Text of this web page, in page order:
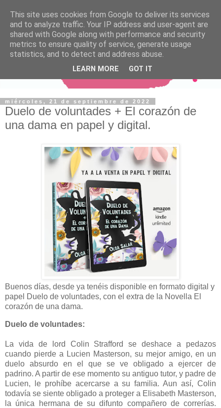
miércoles, 21 de septiembre de 2022
Duelo de voluntades + El corazón de
una dama en papel y digital.
Buenos días, desde ya tenéis disponible en formato digital y
papel Duelo de voluntades, con el extra de la Novella El
corazón de una dama.
Duelo de voluntades:
La vida de lord Colin Strafford se deshace a pedazos
cuando pierde a Lucien Masterson, su mejor amigo, en un
duelo absurdo en el que se ve obligado a ejercer de
padrino. A partir de ese momento su antiguo tutor, y padre de
Lucien, le prohíbe acercarse a su familia. Aun así, Colin
todavía se siente obligado a proteger a Elisabeth Masterson,
la única hermana de su difunto compañero de correrías.
This site uses cookies from Google to deliver its services
and to analyze traffic. Your IP address and user-agent are
shared with Google along with performance and security
metrics to ensure quality of service, generate usage
statistics, and to detect and address abuse.
LEARN MORE GOT IT